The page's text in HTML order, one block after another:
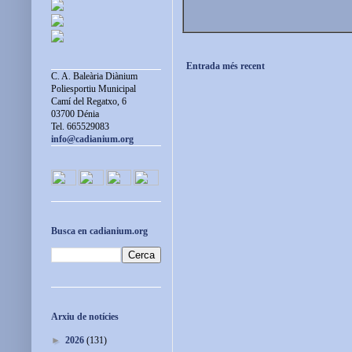
Entrada més recent
C. A. Baleària Diànium
Poliesportiu Municipal
Camí del Regatxo, 6
03700 Dénia
Tel. 665529083
info@cadianium.org
Busca en cadianium.org
Arxiu de notícies
► 2026 (131)